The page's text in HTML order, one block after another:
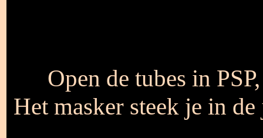
Open de tubes in
Het masker steek je in